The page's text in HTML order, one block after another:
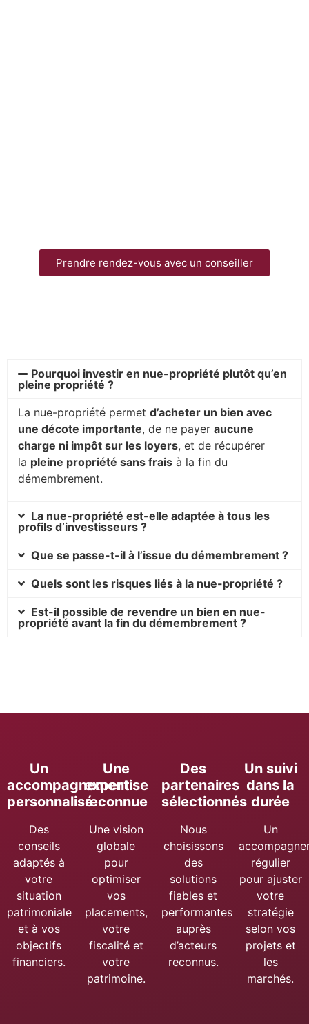
Prendre rendez-vous avec un conseiller
Pourquoi investir en nue-propriété plutôt qu’en
pleine propriété ?
La nue-propriété permet d’acheter un bien avec
une décote importante, de ne payer aucune
charge ni impôt sur les loyers, et de récupérer
la pleine propriété sans frais à la fin du
démembrement.
La nue-propriété est-elle adaptée à tous les
profils d’investisseurs ?
Que se passe-t-il à l’issue du démembrement ?
Quels sont les risques liés à la nue-propriété ?
Est-il possible de revendre un bien en nue-
propriété avant la fin du démembrement ?
Un
accompagnement
personnalisé
Des
conseils
adaptés à
votre
situation
patrimoniale
et à vos
objectifs
financiers.
Une
expertise
reconnue
Une vision
globale
pour
optimiser
vos
placements,
votre
fiscalité et
votre
patrimoine.
Des
partenaires
sélectionnés
Nous
choisissons
des
solutions
fiables et
performantes
auprès
d’acteurs
reconnus.
Un suivi
dans la
durée
Un
régulier
pour ajuster
votre
stratégie
selon vos
projets et
les
marchés.